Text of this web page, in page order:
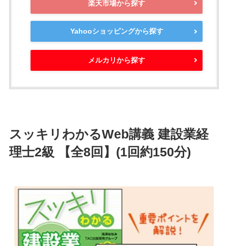
楽天市場から探す
Yahooショッピングから探す
メルカリから探す
スッキリわかるWeb講義 建設業経
理士2級 【全8回】(1回約150分)